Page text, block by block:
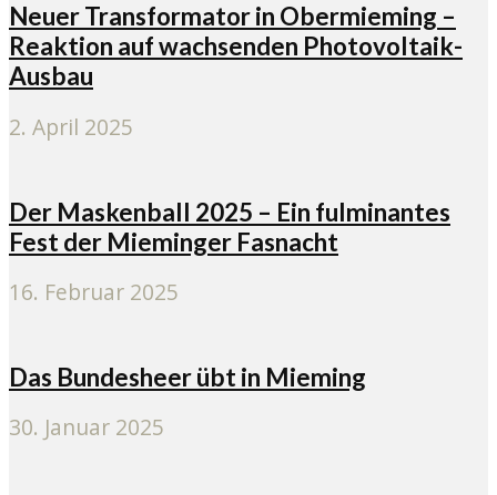
Neuer Transformator in Obermieming –
Reaktion auf wachsenden Photovoltaik-
Ausbau
2. April 2025
Der Maskenball 2025 – Ein fulminantes
Fest der Mieminger Fasnacht
16. Februar 2025
Das Bundesheer übt in Mieming
30. Januar 2025